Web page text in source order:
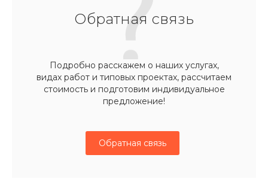
Обратная связь
Подробно расскажем о наших услугах,
видах работ и типовых проектах, рассчитаем
стоимость и подготовим индивидуальное
предложение!
Обратная связь